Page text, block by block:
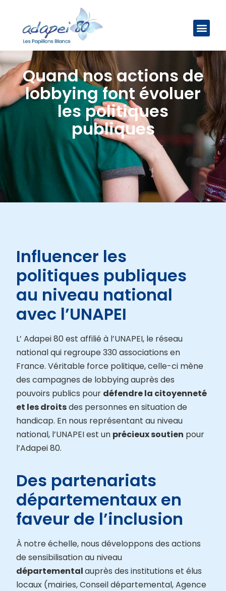
Quand nos actions de
lobbying font évoluer
les politiques
publiques
Influencer les
politiques publiques
au niveau national
avec l’UNAPEI
L’ Adapei 80 est affilié à l’UNAPEI, le réseau
national qui regroupe 330 associations en
France. Véritable force politique, celle-ci mène
des campagnes de lobbying auprès des
pouvoirs publics pour défendre la citoyenneté
et les droitsdes personnes en situation de
handicap. En nous représentant au niveau
national, l’UNAPEI est un précieux soutien pour
l’Adapei 80.
Des partenariats
départementaux en
faveur de l’inclusion
À notre échelle, nous développons des actions
de sensibilisation au niveau
départementalauprès des institutions et élus
locaux (mairies, Conseil départemental, Agence